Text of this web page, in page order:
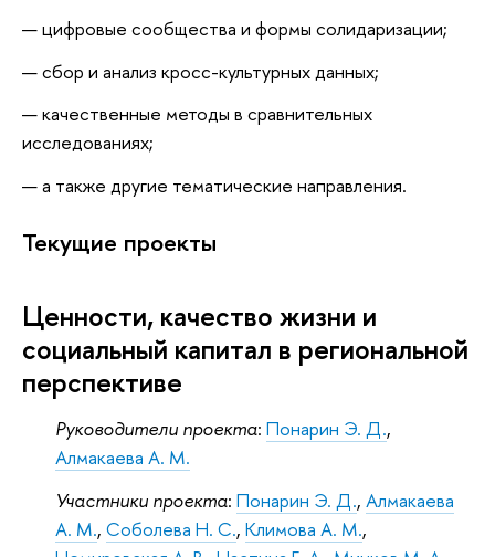
цифровые сообщества и формы солидаризации;
сбор и анализ кросс-культурных данных;
качественные методы в сравнительных
исследованиях;
а также другие тематические направления.
Текущие проекты
Ценности, качество жизни и
социальный капитал в региональной
перспективе
Руководители проекта: Понарин Э. Д.,
Алмакаева А. М.
Участники проекта: Понарин Э. Д., Алмакаева
А. М., Соболева Н. С., Климова А. М.,